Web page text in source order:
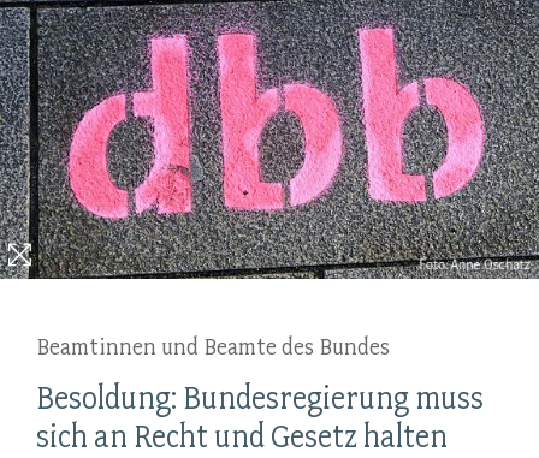
Beamtinnen und Beamte des Bundes
Besoldung: Bundesregierung muss
sich an Recht und Gesetz halten